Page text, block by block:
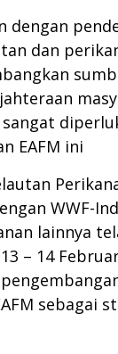
dengan
dan
sangat
EAFM ini
lainnya
– 14